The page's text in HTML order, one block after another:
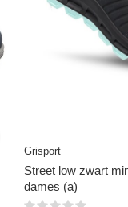
Grisport
Street low zwart
dames (a)